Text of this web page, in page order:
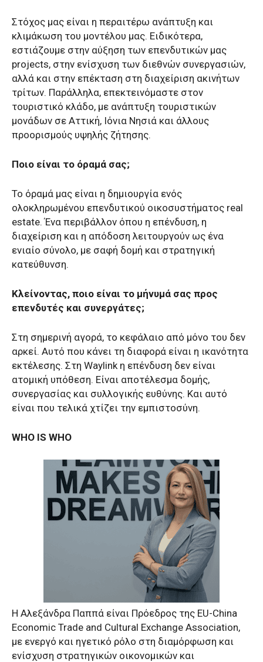
Στόχος μας είναι η περαιτέρω ανάπτυξη και
κλιμάκωση του μοντέλου μας. Ειδικότερα,
εστιάζουμε στην αύξηση των επενδυτικών μας
projects, στην ενίσχυση των διεθνών συνεργασιών,
αλλά και στην επέκταση στη διαχείριση ακινήτων
τρίτων. Παράλληλα, επεκτεινόμαστε στον
τουριστικό κλάδο, με ανάπτυξη τουριστικών
μονάδων σε Αττική, Ιόνια Νησιά και άλλους
προορισμούς υψηλής ζήτησης.
Ποιο είναι το όραμά σας;
Το όραμά μας είναι η δημιουργία ενός
ολοκληρωμένου επενδυτικού οικοσυστήματος real
estate. Ένα περιβάλλον όπου η επένδυση, η
διαχείριση και η απόδοση λειτουργούν ως ένα
ενιαίο σύνολο, με σαφή δομή και στρατηγική
κατεύθυνση.
Κλείνοντας, ποιο είναι το μήνυμά σας προς
επενδυτές και συνεργάτες;
Στη σημερινή αγορά, το κεφάλαιο από μόνο του δεν
αρκεί. Αυτό που κάνει τη διαφορά είναι η ικανότητα
εκτέλεσης. Στη Waylink η επένδυση δεν είναι
ατομική υπόθεση. Είναι αποτέλεσμα δομής,
συνεργασίας και συλλογικής ευθύνης. Και αυτό
είναι που τελικά χτίζει την εμπιστοσύνη.
WHO IS WHO
Η Αλεξάνδρα Παππά είναι Πρόεδρος της EU-China
Economic Trade and Cultural Exchange Association,
με ενεργό και ηγετικό ρόλο στη διαμόρφωση και
ενίσχυση στρατηγικών οικονομικών και